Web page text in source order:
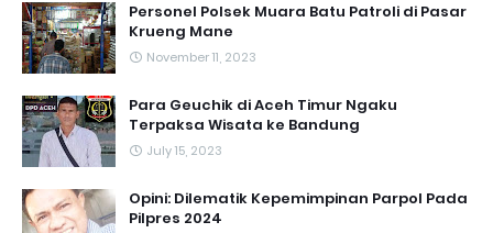
Personel Polsek Muara Batu Patroli di Pasar
Krueng Mane
November 11, 2023
Para Geuchik di Aceh Timur Ngaku
Terpaksa Wisata ke Bandung
July 15, 2023
Opini: Dilematik Kepemimpinan Parpol Pada
Pilpres 2024